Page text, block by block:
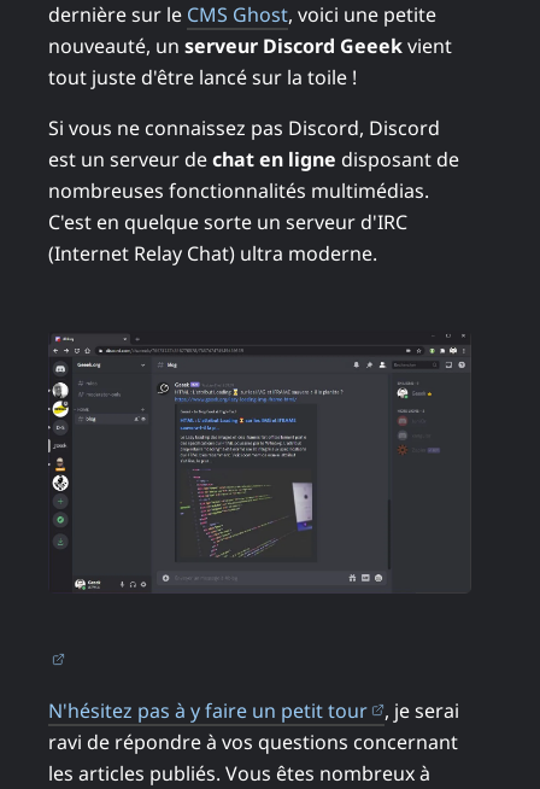
dernière sur le CMS Ghost, voici une petite
nouveauté, un serveur Discord Geeekvient
tout juste d'être lancé sur la toile !
Si vous ne connaissez pas Discord, Discord
est un serveur dechat en ligne disposant de
nombreuses fonctionnalités multimédias.
C'est en quelque sorte un serveur d'IRC
(Internet Relay Chat) ultra moderne.
N'hésitez pas à y faire un petit tour
(ouvre dans un
, je serai
ravi de répondre à vos questions concernant
les articles publiés. Vous êtes nombreux à